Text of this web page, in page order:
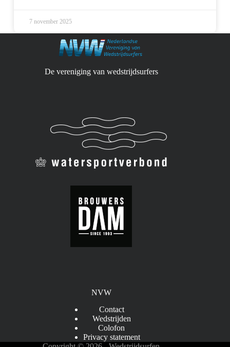
7 november 2025
De vereniging van wedstrijdsurfers
NVW
Contact
Wedstrijden
Colofon
Privacy statement